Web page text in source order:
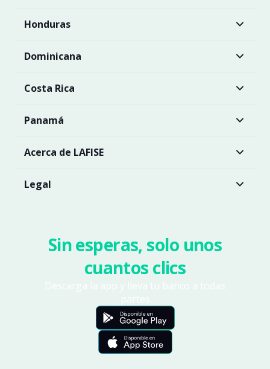
Honduras
Dominicana
Costa Rica
Panamá
Acerca de LAFISE
Legal
Sin esperas, solo unos
cuantos clics